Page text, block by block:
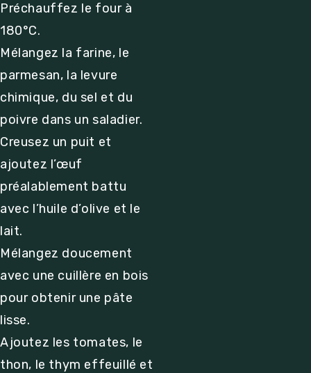
Préchauffez le four à
180°C.
Mélangez la farine, le
parmesan, la levure
chimique, du sel et du
poivre dans un saladier.
Creusez un puit et
ajoutez l’œuf
préalablement battu
avec l’huile d’olive et le
lait.
Mélangez doucement
avec une cuillère en bois
pour obtenir une pâte
lisse.
Ajoutez les tomates, le
thon, le thym effeuillé et